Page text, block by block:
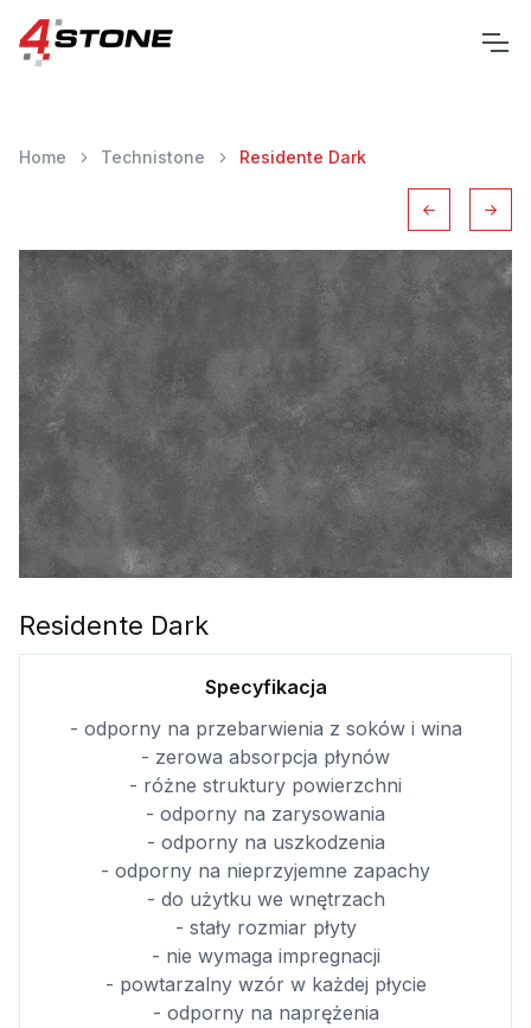
Home Technistone Residente Dark
Residente Dark
Specyfikacja
- odporny na przebarwienia z soków i wina
- zerowa absorpcja płynów
- różne struktury powierzchni
- odporny na zarysowania
- odporny na uszkodzenia
- odporny na nieprzyjemne zapachy
- do użytku we wnętrzach
- stały rozmiar płyty
- nie wymaga impregnacji
- powtarzalny wzór w każdej płycie
- odporny na naprężenia